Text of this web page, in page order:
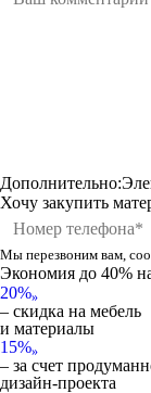
Дополнительно:
Хочу закупить
Мы перезвоним вам,
Экономия до 40%
20%»
– скидка на мебель
и материалы
15%»
– за счет
дизайн-проекта